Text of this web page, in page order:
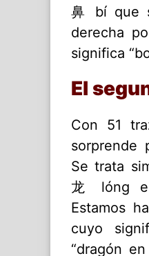
鼻 bí que
derecha
significa
El
Con 51
sorprende
Se trata
龙 lóng
Estamos
cuyo
“dragón